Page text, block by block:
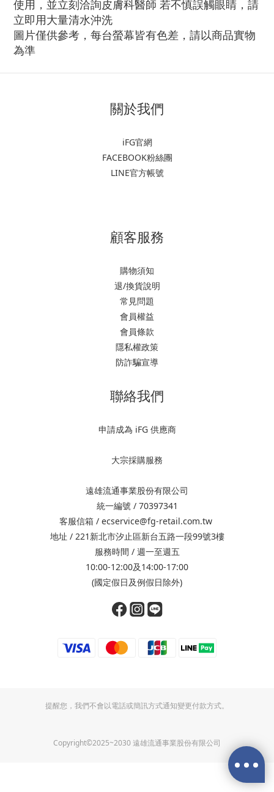
使用，並立刻洽詢皮膚科醫師 若不慎誤觸眼睛，請
立即用大量清水沖洗
圖片僅供參考，每台螢幕皆有色差，請以商品實物
為準
關於我們
iFG官網
FACEBOOK粉絲團
LINE官方帳號
顧客服務
購物須知
退/換貨說明
常見問題
會員權益
會員條款
隱私權政策
防詐騙宣導
聯絡我們
申請成為 iFG 供應商
大宗採購服務
遠雄流通事業股份有限公司
統一編號 / 70397341
客服信箱 / ecservice@fg-retail.com.tw
地址 / 221新北市汐止區新台五路一段99號3樓
服務時間 / 週一至週五
10:00-12:00及14:00-17:00
(國定假日及例假日除外)
提醒您，我們不會以電話或簡訊方式通知變更付款方式。
Copyright©2025~2030 遠雄流通事業股份有限公司